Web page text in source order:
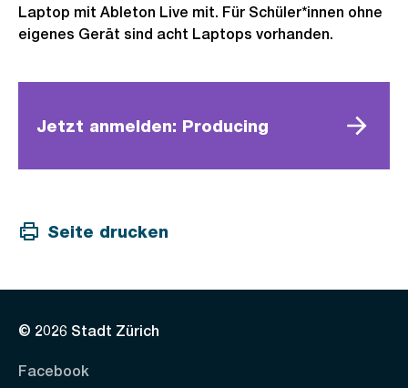
Laptop mit Ableton Live mit. Für Schüler*innen ohne
eigenes Gerät sind acht Laptops vorhanden.
Jetzt anmelden: Producing
Seite drucken
© 2026 Stadt Zürich
Facebook